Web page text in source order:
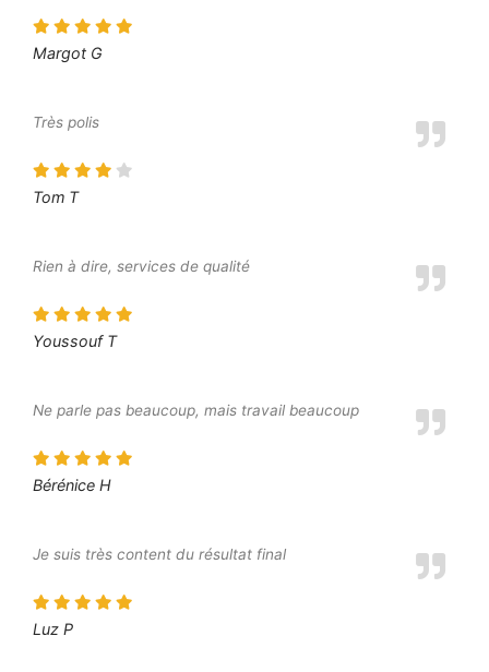
Margot G
Très polis
Tom T
Rien à dire, services de qualité
Youssouf T
Ne parle pas beaucoup, mais travail beaucoup
Bérénice H
Je suis très content du résultat final
Luz P